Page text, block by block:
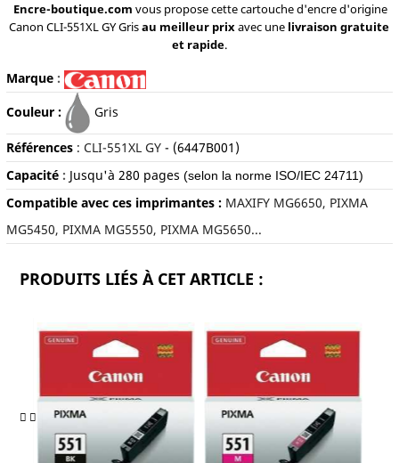
Encre-boutique.com vous propose cette cartouche d'encre d'origine
Canon CLI-551XL GY Grisau meilleur prixavec une livraison gratuite
et rapide.
Marque:
Couleur : Gris
Références: CLI-551XL GY - (6447B001)
Capacité: Jusqu'à 280 pages (selon la norme ISO/IEC 24711)
Compatible avec ces imprimantes : MAXIFY MG6650, PIXMA
MG5450, PIXMA MG5550, PIXMA MG5650...
PRODUITS LIÉS À CET ARTICLE :